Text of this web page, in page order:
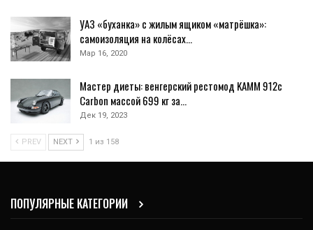
УАЗ «буханка» с жилым ящиком «матрёшка»:
самоизоляция на колёсах…
Мар 16, 2020
Мастер диеты: венгерский рестомод KAMM 912c
Carbon массой 699 кг за…
Дек 19, 2023
PREV NEXT 1 из 158
ПОПУЛЯРНЫЕ КАТЕГОРИИ